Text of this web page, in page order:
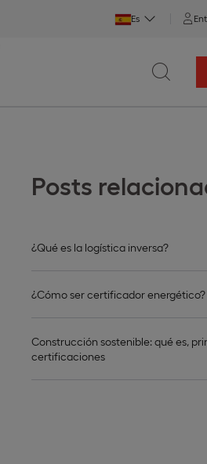
Es
Posts
¿Qué es la logística inversa?
¿Cómo ser certificador energético?
Construcción sostenible: qué es,
certificaciones